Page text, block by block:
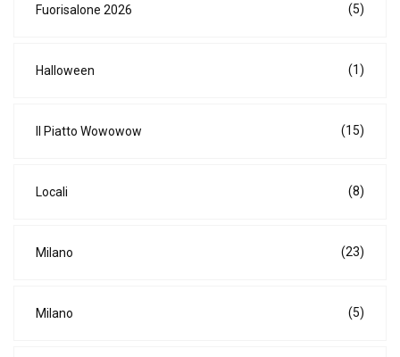
Fuorisalone 2026 (5)
Halloween (1)
Il Piatto Wowowow (15)
Locali (8)
Milano (23)
Milano (5)